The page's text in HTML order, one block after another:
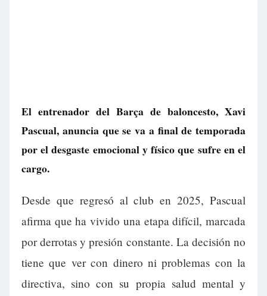
El entrenador del Barça de baloncesto, Xavi
Pascual, anuncia que se va a final de temporada
por el desgaste emocional y físico que sufre en el
cargo.
Desde que regresó al club en 2025, Pascual
afirma que ha vivido una etapa difícil, marcada
por derrotas y presión constante. La decisión no
tiene que ver con dinero ni problemas con la
directiva, sino con su propia salud mental y